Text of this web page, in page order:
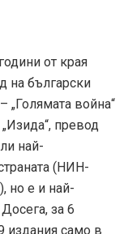
от края
на български
„Голямата война“
превод
най-
(НИН-
но е и най-
за 6
издания само в